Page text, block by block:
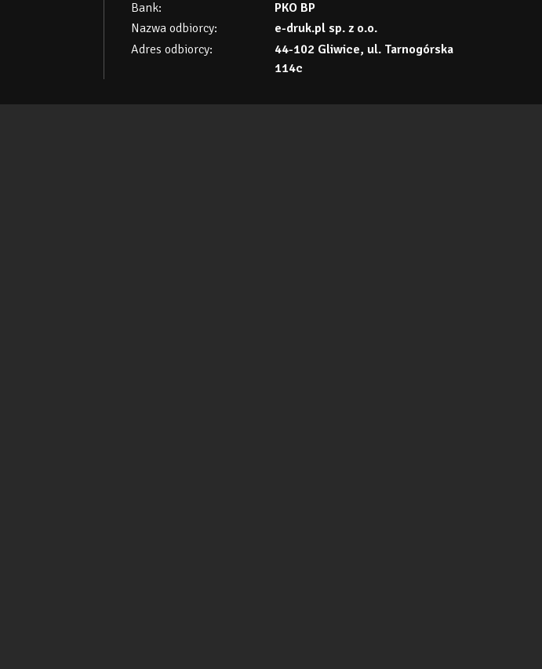
Bank:
PKO BP
Nazwa odbiorcy:
e-druk.pl sp. z o.o.
Adres odbiorcy:
44-102 Gliwice, ul. Tarnogórska
114c